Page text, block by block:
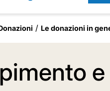
Le donazioni in